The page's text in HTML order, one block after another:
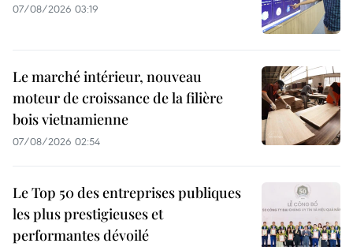
07/08/2026 03:19
Le marché intérieur, nouveau
moteur de croissance de la filière
bois vietnamienne
07/08/2026 02:54
Le Top 50 des entreprises publiques
les plus prestigieuses et
performantes dévoilé